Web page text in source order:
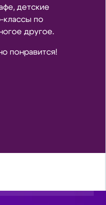
детские
классы по
другое.
понравится!